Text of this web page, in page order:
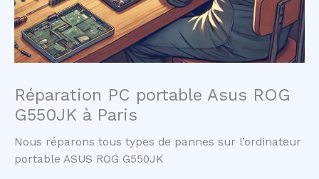
Réparation PC portable Asus ROG
G550JK à Paris
Nous réparons tous types de pannes sur l’ordinateur
portable ASUS ROG G550JK